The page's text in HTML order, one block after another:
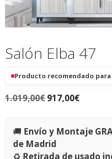
Salón Elba 47
Producto recomendado
1.019,00€ 917,00€
🚚 Envío y Montaje
de Madrid
♻️ Retirada de usado